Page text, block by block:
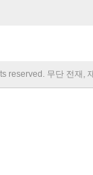
무단 전재,